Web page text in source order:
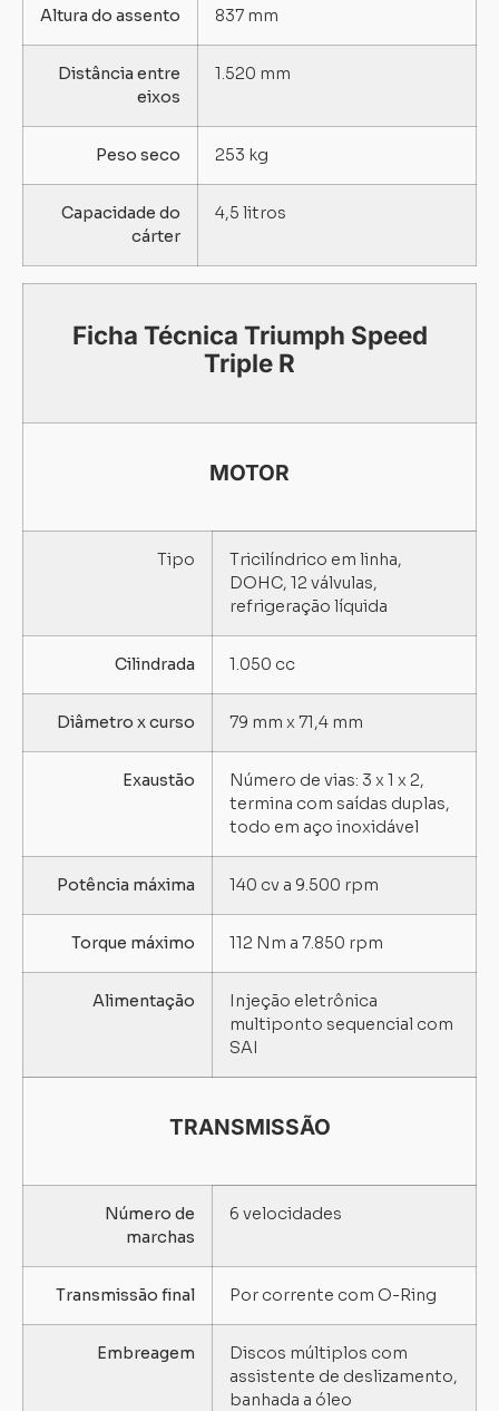
Altura do assento 837 mm
Distância entre
eixos
1.520 mm
Peso seco 253 kg
Capacidade do
cárter
4,5 litros
Ficha Técnica Triumph Speed
Triple R
MOTOR
Tipo
Tricilíndrico em linha,
DOHC, 12 válvulas,
refrigeração líquida
Cilindrada 1.050 cc
Diâmetro x curso 79 mm x 71,4 mm
Exaustão
Número de vias: 3 x 1 x 2,
termina com saídas duplas,
todo em aço inoxidável
Potência máxima 140 cv a 9.500 rpm
Torque máximo 112 Nm a 7.850 rpm
Alimentação
Injeção eletrônica
multiponto sequencial com
SAI
TRANSMISSÃO
Número de
marchas
6 velocidades
Transmissão final Por corrente com O-Ring
Embreagem
Discos múltiplos com
assistente de deslizamento,
banhada a óleo